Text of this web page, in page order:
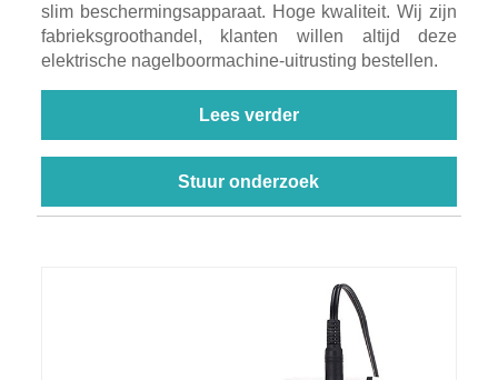
slim beschermingsapparaat. Hoge kwaliteit. Wij zijn
fabrieksgroothandel, klanten willen altijd deze
elektrische nagelboormachine-uitrusting bestellen.
Lees verder
Stuur onderzoek